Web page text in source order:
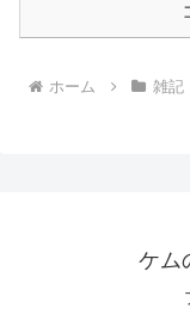
ホーム 雑記
ケム